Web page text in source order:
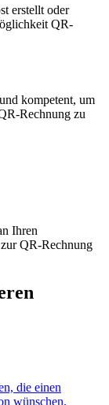
erstellt oder
QR-
kompetent, um
Rechnung zu
Ihren
QR-Rechnung
die einen
wünschen.